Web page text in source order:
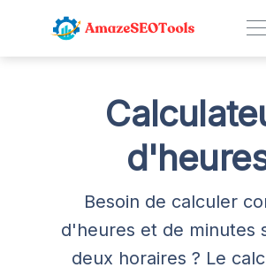
Besoin de calculer
d'heures et de minutes
deux horaires ? Le